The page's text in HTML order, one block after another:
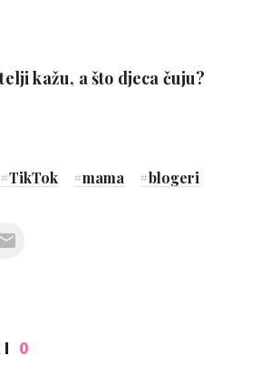
kažu, a što djeca čuju?
#TikTok #mama #blogeri
0